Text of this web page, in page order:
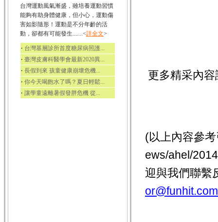
台灣運動風氣漸盛，雖培養運動習慣
能夠有助身體健康，但小心，運動傷
害如影隨形！運動是不分年齡的活
動，卻都有可能發生.......<詳全文>
‧ 台灣基層診所首度糖尿病照護...
‧ 臺灣皮膚科醫學會最新2020異...
‧ 長假到來 孩童健康崩壞危機...
‧ 你今天喝飽水了嗎？夏日輕鬆...
‧ 讓學童遠離暑假發胖危機 從...
更多精采內容
(以上內容參
ews/ahel/
迎與我們聯繫